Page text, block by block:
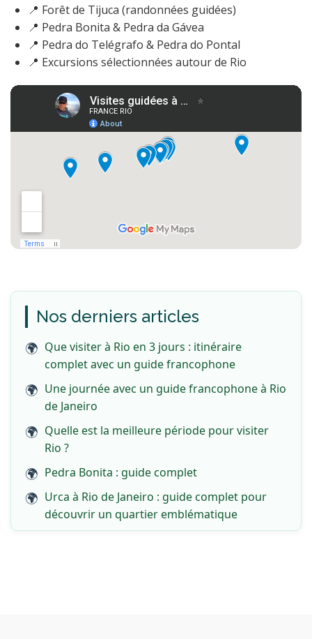
📍 Forêt de Tijuca (randonnées guidées)
📍 Pedra Bonita & Pedra da Gávea
📍 Pedra do Telégrafo & Pedra do Pontal
📍 Excursions sélectionnées autour de Rio
Nos derniers articles
Que visiter à Rio en 3 jours : itinéraire
complet avec un guide francophone
Une journée avec un guide francophone à Rio
de Janeiro
Quelle est la meilleure période pour visiter
Rio ?
Pedra Bonita : guide complet
Urca à Rio de Janeiro : guide complet pour
découvrir un quartier emblématique